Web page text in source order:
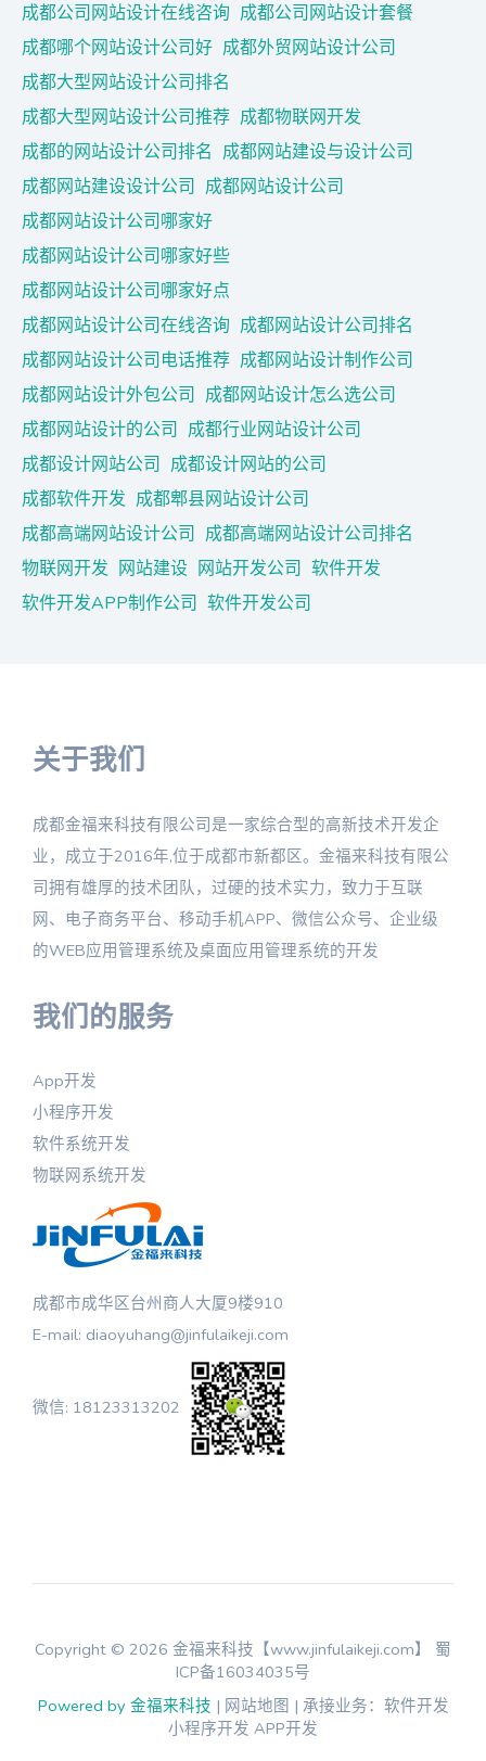
成都公司网站设计在线咨询 成都公司网站设计套餐
成都哪个网站设计公司好 成都外贸网站设计公司
成都大型网站设计公司排名
成都大型网站设计公司推荐 成都物联网开发
成都的网站设计公司排名 成都网站建设与设计公司
成都网站建设设计公司 成都网站设计公司
成都网站设计公司哪家好
成都网站设计公司哪家好些
成都网站设计公司哪家好点
成都网站设计公司在线咨询 成都网站设计公司排名
成都网站设计公司电话推荐 成都网站设计制作公司
成都网站设计外包公司 成都网站设计怎么选公司
成都网站设计的公司 成都行业网站设计公司
成都设计网站公司 成都设计网站的公司
成都软件开发 成都郫县网站设计公司
成都高端网站设计公司 成都高端网站设计公司排名
物联网开发 网站建设 网站开发公司 软件开发
软件开发APP制作公司 软件开发公司
关于我们
成都金福来科技有限公司是一家综合型的高新技术开发企
业，成立于2016年,位于成都市新都区。金福来科技有限公
司拥有雄厚的技术团队，过硬的技术实力，致力于互联
网、电子商务平台、移动手机APP、微信公众号、企业级
的WEB应用管理系统及桌面应用管理系统的开发
我们的服务
App开发
小程序开发
软件系统开发
物联网系统开发
成都市成华区台州商人大厦9楼910
E-mail: diaoyuhang@jinfulaikeji.com
微信: 18123313202
Copyright © 2026 金福来科技【www.jinfulaikeji.com】 蜀
ICP备16034035号
Powered by 金福来科技 | 网站地图 | 承接业务：软件开发
小程序开发 APP开发